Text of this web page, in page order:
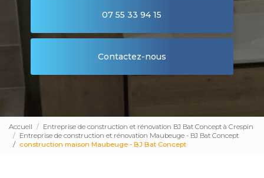
07 55 33 94 15
Contactez-nous
Accueil
Entreprise de construction et rénovation BJ Bat Concept à Crespin
Entreprise de construction et rénovation Maubeuge - BJ Bat Concept
construction maison Maubeuge - BJ Bat Concept